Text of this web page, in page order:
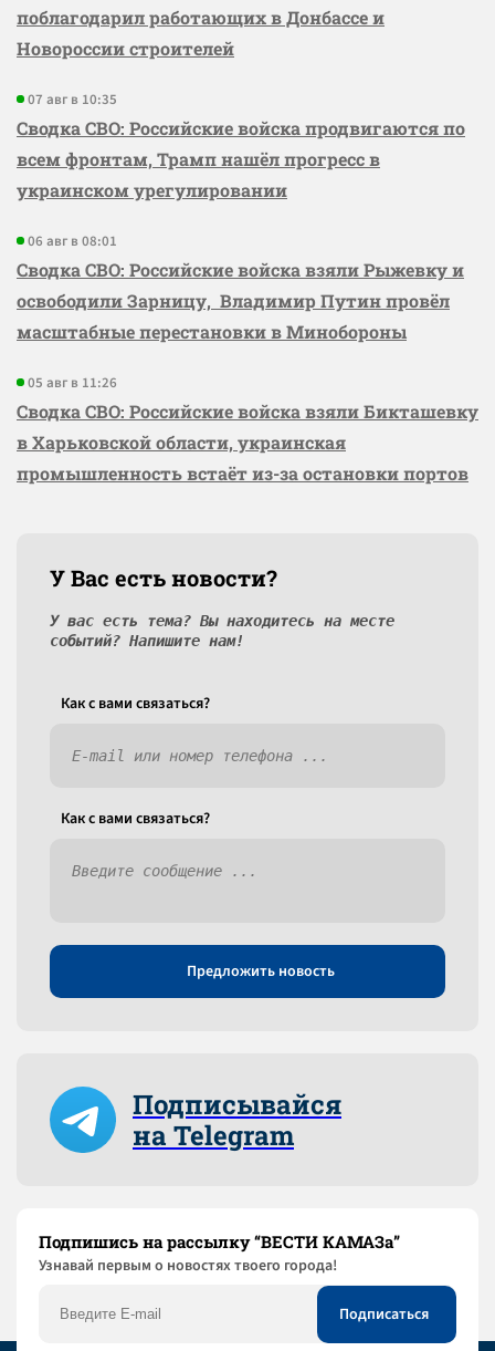
поблагодарил работающих в Донбассе и
Новороссии строителей
07 авг в 10:35
Сводка СВО: Российские войска продвигаются по
всем фронтам, Трамп нашёл прогресс в
украинском урегулировании
06 авг в 08:01
Сводка СВО: Российские войска взяли Рыжевку и
освободили Зарницу, Владимир Путин провёл
масштабные перестановки в Минобороны
05 авг в 11:26
Сводка СВО: Российские войска взяли Бикташевку
в Харьковской области, украинская
промышленность встаёт из-за остановки портов
У Вас есть новости?
У вас есть тема? Вы находитесь на месте
событий? Напишите нам!
Как c вами связаться?
Как c вами связаться?
Предложить новость
Подписывайся
на Telegram
Подпишись на рассылку “ВЕСТИ КАМАЗа”
Узнaвай первым о новостях твоего города!